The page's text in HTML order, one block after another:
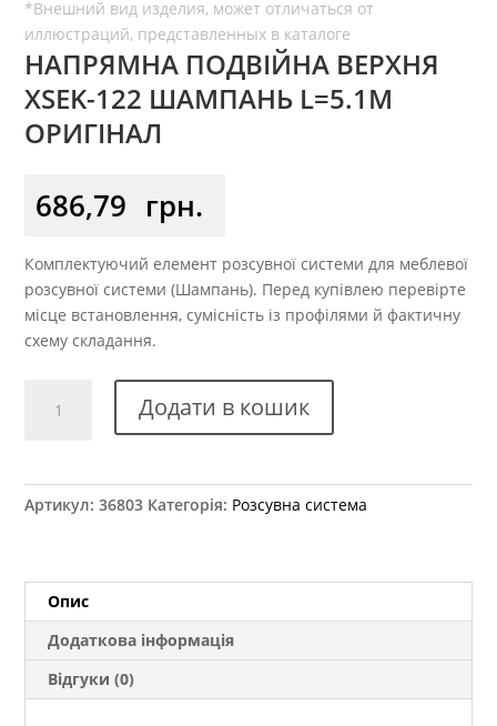
НАПРЯМНА ПОДВІЙНА ВЕРХНЯ
ХSEK-122 ШАМПАНЬ L=5.1М
ОРИГІНАЛ
686,79 грн.
Комплектуючий елемент розсувної системи для меблевої
розсувної системи (Шампань). Перед купівлею перевірте
місце встановлення, сумісність із профілями й фактичну
схему складання.
подвійна
шампань
кількість
Додати в кошик
Артикул:36803 Категорія: Розсувна система
Опис
Додаткова інформація
Відгуки (0)